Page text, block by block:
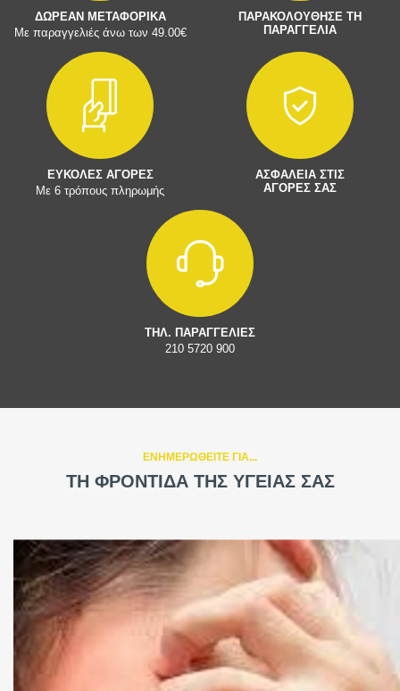
ΔΩΡΕΑΝ ΜΕΤΑΦΟΡΙΚΑ
Με παραγγελιές άνω των 49.00€
ΠΑΡΑΚΟΛΟΥΘΗΣΕ ΤΗ
ΠΑΡΑΓΓΕΛΙΑ
ΕΥΚΟΛΕΣ ΑΓΟΡΕΣ
Με 6 τρόπους πληρωμής
ΑΣΦΑΛΕΙΑ ΣΤΙΣ
ΑΓΟΡΕΣ ΣΑΣ
ΤΗΛ. ΠΑΡΑΓΓΕΛΙΕΣ
210 5720 900
ΕΝΗΜΕΡΩΘΕΙΤΕ ΓΙΑ...
ΤΗ ΦΡΟΝΤΙΔΑ ΤΗΣ ΥΓΕΙΑΣ ΣΑΣ